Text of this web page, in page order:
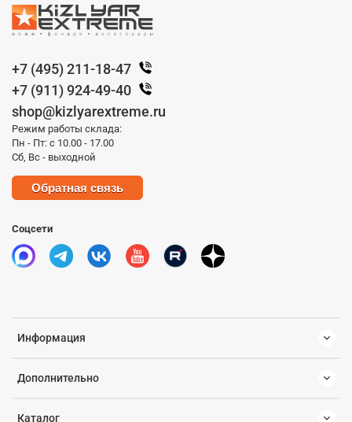
Информация
Дополнительно
Каталог
+7 (495) 211-18-47
+7 (911) 924-49-40
shop@kizlyarextreme.ru
Режим работы склада:
Пн - Пт: с 10.00 - 17.00
Сб, Вс - выходной
Обратная связь
Соцсети